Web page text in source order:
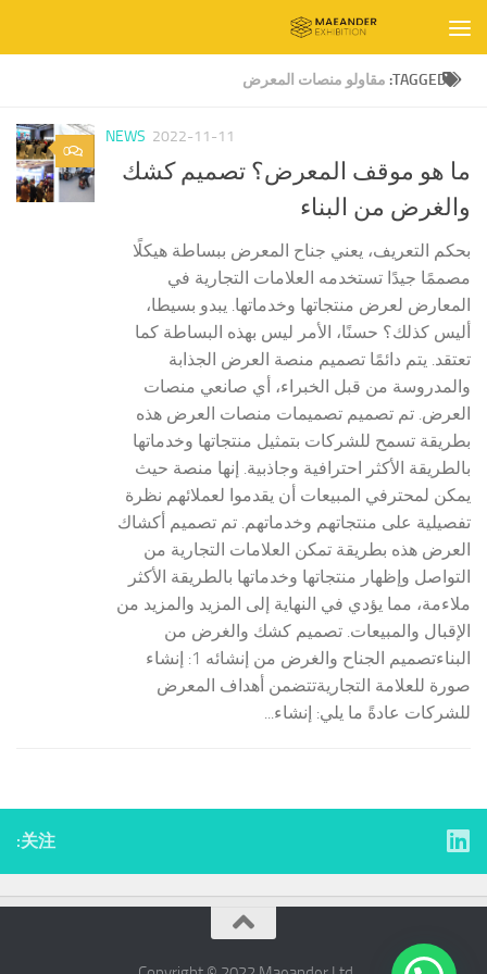
TAGGED: مقاولو منصات المعرض
0
NEWS 2022-11-11
ما هو موقف المعرض؟ تصميم كشك
والغرض من البناء
بحكم التعريف، يعني جناح المعرض ببساطة هيكلًا
مصممًا جيدًا تستخدمه العلامات التجارية في
المعارض لعرض منتجاتها وخدماتها. يبدو بسيطا،
أليس كذلك؟ حسنًا، الأمر ليس بهذه البساطة كما
تعتقد. يتم دائمًا تصميم منصة العرض الجذابة
والمدروسة من قبل الخبراء، أي صانعي منصات
العرض. تم تصميم تصميمات منصات العرض هذه
بطريقة تسمح للشركات بتمثيل منتجاتها وخدماتها
بالطريقة الأكثر احترافية وجاذبية. إنها منصة حيث
يمكن لمحترفي المبيعات أن يقدموا لعملائهم نظرة
تفصيلية على منتجاتهم وخدماتهم. تم تصميم أكشاك
العرض هذه بطريقة تمكن العلامات التجارية من
التواصل وإظهار منتجاتها وخدماتها بالطريقة الأكثر
ملاءمة، مما يؤدي في النهاية إلى المزيد والمزيد من
الإقبال والمبيعات. تصميم كشك والغرض من
البناءتصميم الجناح والغرض من إنشائه 1: إنشاء
صورة للعلامة التجاريةتتضمن أهداف المعرض
للشركات عادةً ما يلي: إنشاء...
关注: